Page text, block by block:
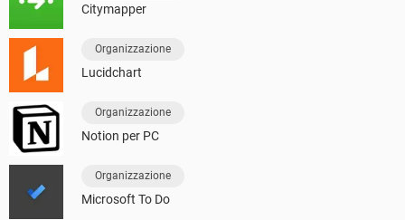
Citymapper
Organizzazione
Lucidchart
Organizzazione
Notion per PC
Organizzazione
Microsoft To Do